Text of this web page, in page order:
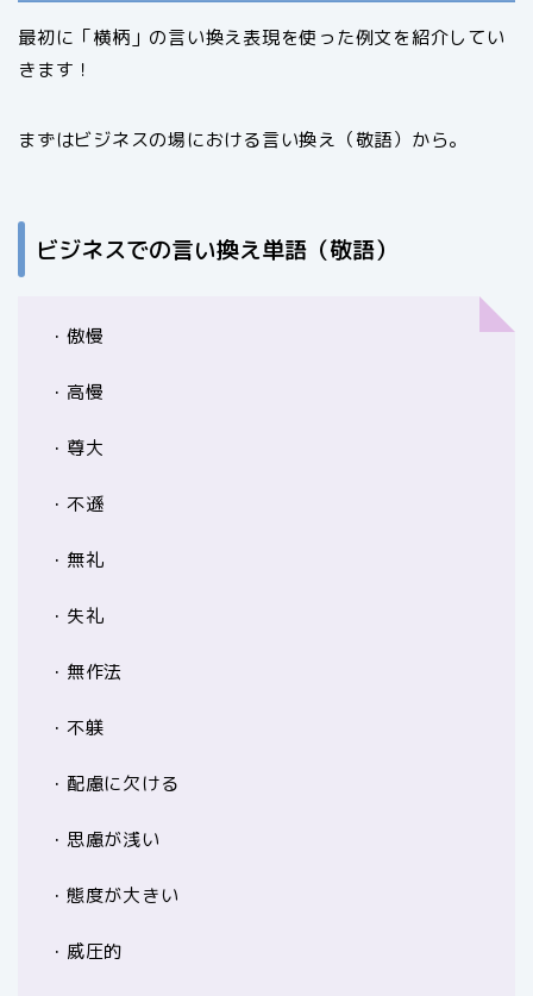
最初に「横柄」の言い換え表現を使った例文を紹介してい
きます！
まずはビジネスの場における言い換え（敬語）から。
ビジネスでの言い換え単語（敬語）
・傲慢
・高慢
・尊大
・不遜
・無礼
・失礼
・無作法
・不躾
・配慮に欠ける
・思慮が浅い
・態度が大きい
・威圧的